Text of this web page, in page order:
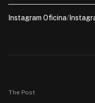
Instagram Oficina/
The Post